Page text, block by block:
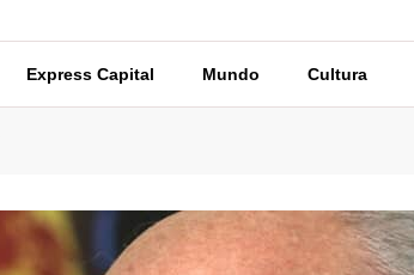
Express Capital Mundo Cultura